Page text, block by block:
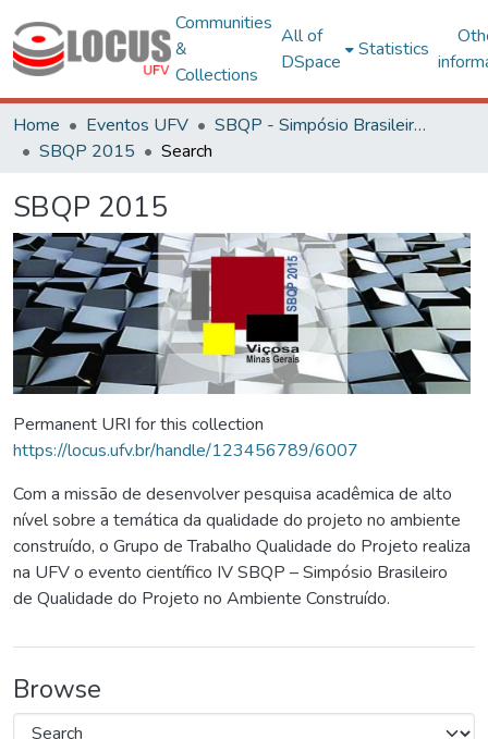
Communities
&
Collections
All of
DSpace
Statistics
Home Eventos UFV
SBQP - Simpósio Brasileiro de Qualidade do Projeto no Ambiente Construído
SBQP 2015
Search
SBQP 2015
Permanent URI for this collection
https://locus.ufv.br/handle/123456789/6007
Com a missão de desenvolver pesquisa acadêmica de alto
nível sobre a temática da qualidade do projeto no ambiente
construído, o Grupo de Trabalho Qualidade do Projeto realiza
na UFV o evento científico IV SBQP – Simpósio Brasileiro
de Qualidade do Projeto no Ambiente Construído.
Browse